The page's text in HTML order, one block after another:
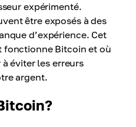
expérimenté.
être exposés à des
d’expérience. Cet
fonctionne Bitcoin et où
éviter les erreurs
argent.